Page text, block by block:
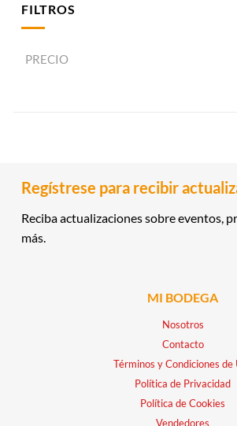
FILTROS
PRECIO
Regístrese para recibir
Reciba actualizaciones sobre eventos,
más.
MI BODEGA
Nosotros
Contacto
Términos y Condiciones de
Política de Privacidad
Política de Cookies
Vendedores